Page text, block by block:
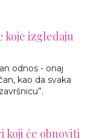
koje izgledaju
odnos - onaj
kao da svaka
koji će obnoviti